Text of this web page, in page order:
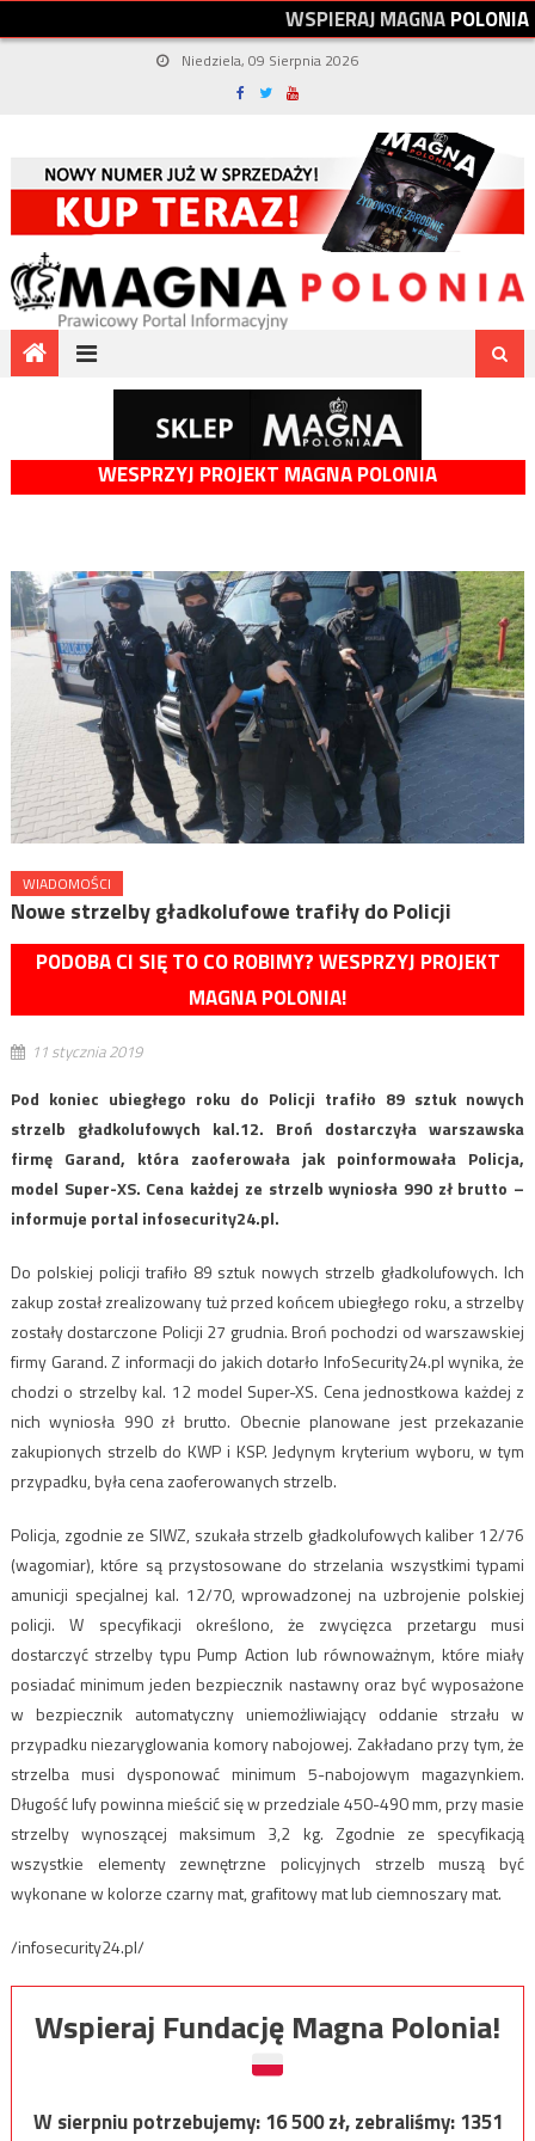
WSPIERAJMAGNAPOLONIA
Niedziela, 09 Sierpnia 2026
WESPRZYJ PROJEKT MAGNA POLONIA
WIADOMOŚCI
Nowe strzelby gładkolufowe trafiły do Policji
PODOBA CI SIĘ TO CO ROBIMY? WESPRZYJ PROJEKT
MAGNA POLONIA!
11 stycznia 2019
Pod koniec ubiegłego roku do Policji trafiło 89 sztuk nowych
strzelb gładkolufowych kal.12. Broń dostarczyła warszawska
firmę Garand, która zaoferowała jak poinformowała Policja,
model Super-XS. Cena każdej ze strzelb wyniosła 990 zł brutto –
informuje portal infosecurity24.pl.
Do polskiej policji trafiło 89 sztuk nowych strzelb gładkolufowych. Ich
zakup został zrealizowany tuż przed końcem ubiegłego roku, a strzelby
zostały dostarczone Policji 27 grudnia. Broń pochodzi od warszawskiej
firmy Garand. Z informacji do jakich dotarło InfoSecurity24.pl wynika, że
chodzi o strzelby kal. 12 model Super-XS. Cena jednostkowa każdej z
nich wyniosła 990 zł brutto. Obecnie planowane jest przekazanie
zakupionych strzelb do KWP i KSP. Jedynym kryterium wyboru, w tym
przypadku, była cena zaoferowanych strzelb.
Policja, zgodnie ze SIWZ, szukała strzelb gładkolufowych kaliber 12/76
(wagomiar), które są przystosowane do strzelania wszystkimi typami
amunicji specjalnej kal. 12/70, wprowadzonej na uzbrojenie polskiej
policji. W specyfikacji określono, że zwycięzca przetargu musi
dostarczyć strzelby typu Pump Action lub równoważnym, które miały
posiadać minimum jeden bezpiecznik nastawny oraz być wyposażone
w bezpiecznik automatyczny uniemożliwiający oddanie strzału w
przypadku niezaryglowania komory nabojowej. Zakładano przy tym, że
strzelba musi dysponować minimum 5-nabojowym magazynkiem.
Długość lufy powinna mieścić się w przedziale 450-490 mm, przy masie
strzelby wynoszącej maksimum 3,2 kg. Zgodnie ze specyfikacją
wszystkie elementy zewnętrzne policyjnych strzelb muszą być
wykonane w kolorze czarny mat, grafitowy mat lub ciemnoszary mat.
/infosecurity24.pl/
Wspieraj Fundację Magna Polonia!
W sierpniu potrzebujemy:16 500zł, zebraliśmy:1351